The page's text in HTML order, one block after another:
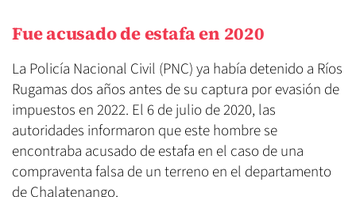
Fue acusado de estafa en 2020
La Policía Nacional Civil (PNC) ya había detenido a Ríos
Rugamas dos años antes de su captura por evasión de
impuestos en 2022. El 6 de julio de 2020, las
autoridades informaron que este hombre se
encontraba acusado de estafa en el caso de una
compraventa falsa de un terreno en el departamento